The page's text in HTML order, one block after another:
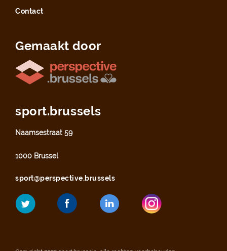
Contact
Gemaakt door
sport.brussels
Naamsestraat 59
1000 Brussel
sport@perspective.brussels